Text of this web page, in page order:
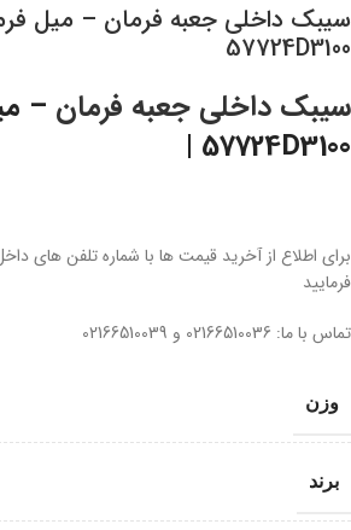
57724D3100
سیبک داخلی جعبه فرمان
| 57724D3100
برای اطلاع از آخرید قیمت ها با شماره تلفن های
فرمایید
تماس با ما: 02166510036 و 02166510039
وزن
برند